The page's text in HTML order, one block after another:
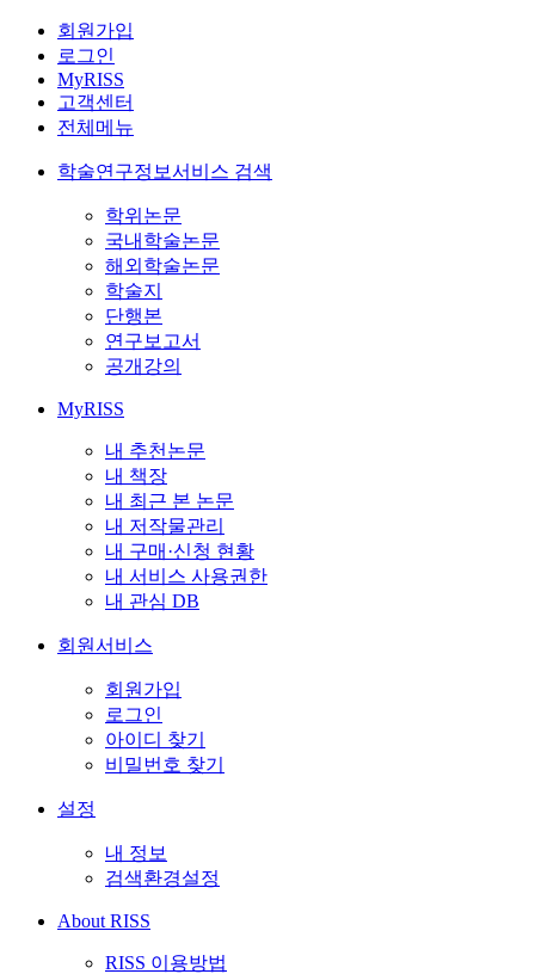
회원가입
로그인
MyRISS
고객센터
전체메뉴
학술연구정보서비스 검색
학위논문
국내학술논문
해외학술논문
학술지
단행본
연구보고서
공개강의
MyRISS
내 추천논문
내 책장
내 최근 본 논문
내 저작물관리
내 구매·신청 현황
내 서비스 사용권한
내 관심 DB
회원서비스
회원가입
로그인
아이디 찾기
비밀번호 찾기
설정
내 정보
검색환경설정
About RISS
RISS 이용방법